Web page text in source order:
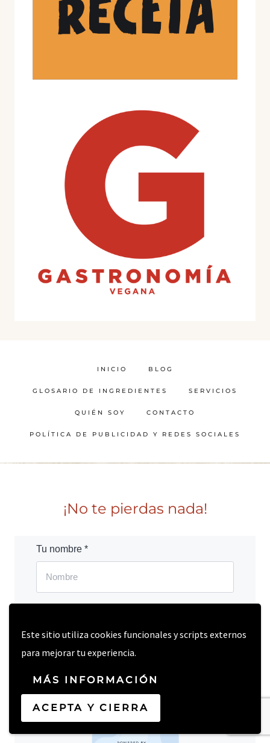
Este sitio utiliza cookies funcionales y scripts externos
para mejorar tu experiencia.
MÁS INFORMACIÓN
ACEPTA Y CIERRA
INICIO BLOG
GLOSARIO DE INGREDIENTES SERVICIOS
QUIÉN SOY CONTACTO
POLÍTICA DE PUBLICIDAD Y REDES SOCIALES
¡No te pierdas nada!
Tu nombre *
Consiento recibir el boletín de CreatiVegan.
SUSCRÍBEME!